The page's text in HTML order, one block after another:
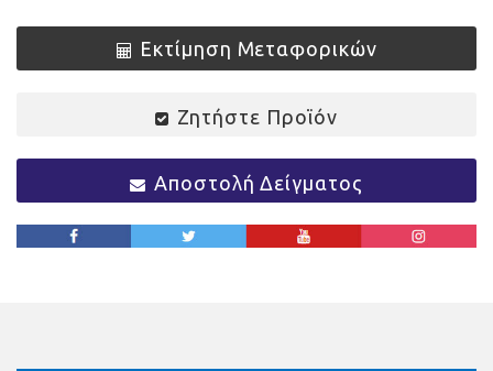
Εκτίμηση Μεταφορικών
Ζητήστε Προϊόν
Αποστολή Δείγματος